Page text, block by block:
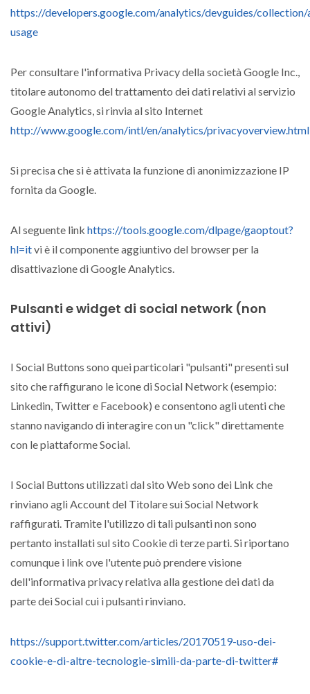
https://developers.google.com/analytics/devguides/
usage
Per consultare l'informativa Privacy della società Google Inc.,
titolare autonomo del trattamento dei dati relativi al servizio
Google Analytics, si rinvia al sito Internet
http://www.google.com/intl/en/analytics/privacyoverview.html
Si precisa che si è attivata la funzione di anonimizzazione IP
fornita da Google.
Al seguente link https://tools.google.com/dlpage/gaoptout?
hl=itvi è il componente aggiuntivo del browser per la
disattivazione di Google Analytics.
Pulsanti e widget di social network (non
attivi)
I Social Buttons sono quei particolari "pulsanti" presenti sul
sito che raffigurano le icone di Social Network (esempio:
Linkedin, Twitter e Facebook) e consentono agli utenti che
stanno navigando di interagire con un "click" direttamente
con le piattaforme Social.
I Social Buttons utilizzati dal sito Web sono dei Link che
rinviano agli Account del Titolare sui Social Network
raffigurati. Tramite l'utilizzo di tali pulsanti non sono
pertanto installati sul sito Cookie di terze parti. Si riportano
comunque i link ove l'utente può prendere visione
dell'informativa privacy relativa alla gestione dei dati da
parte dei Social cui i pulsanti rinviano.
https://support.twitter.com/articles/20170519-uso-dei-
cookie-e-di-altre-tecnologie-simili-da-parte-di-twitter#